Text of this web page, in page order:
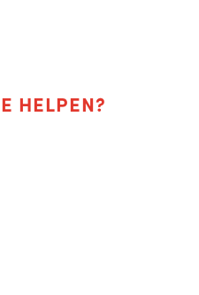
HELPEN?